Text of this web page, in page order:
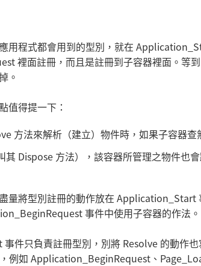
用程式都會用到的型別，就在
裡面註冊，而且是註冊到子容器裡面。等
。
值得提一下：
方法來解析（建立）物件時，如果子容器
其 Dispose 方法），該容器所管理之物件也
量將型別註冊的動作放在 Application_Start
事件中使用子容器的作法。
件只負責註冊型別，別將 Resolve 的動作
例如 Application_BeginRequest、